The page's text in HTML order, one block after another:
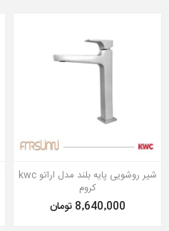
شیر روشویی پایه بلند مدل اراتو kwc
کروم
8٬640٬000 تومان